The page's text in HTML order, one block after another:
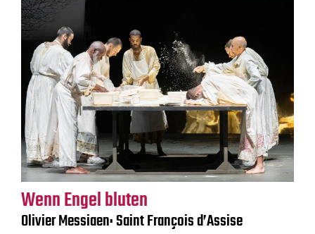
Wenn Engel bluten
Olivier Messiaen: Saint François d’Assise